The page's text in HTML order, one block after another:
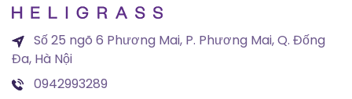
Số 25 ngõ 6 Phương Mai, P. Phương Mai, Q. Đống
Đa, Hà Nội
0942993289